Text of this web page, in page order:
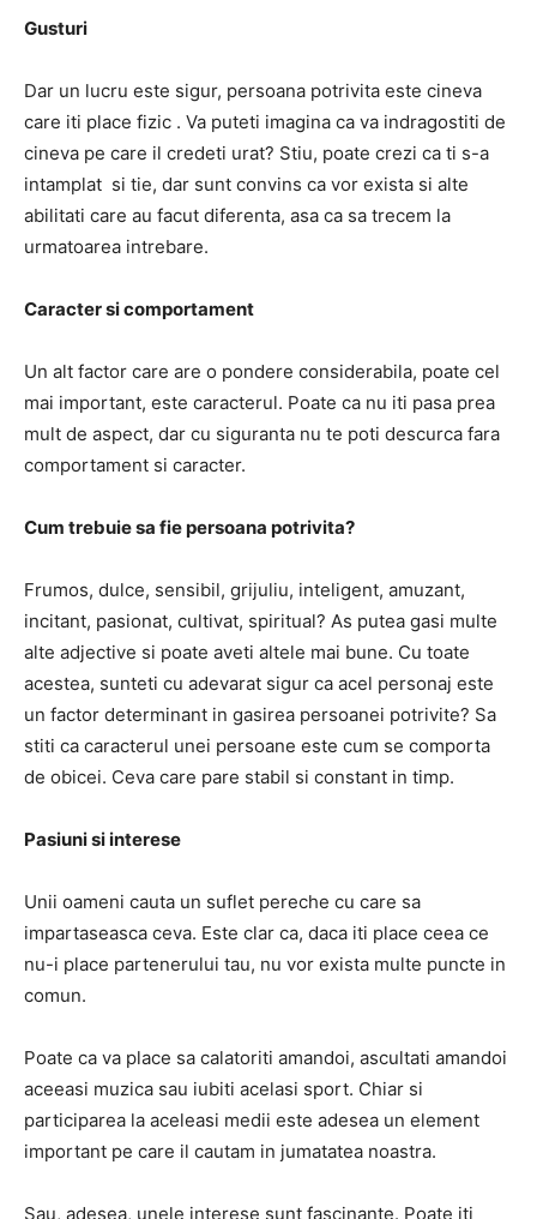
Gusturi
Dar un lucru este sigur, persoana potrivita este cineva
care iti place fizic . Va puteti imagina ca va indragostiti de
cineva pe care il credeti urat? Stiu, poate crezi ca ti s-a
intamplat si tie, dar sunt convins ca vor exista si alte
abilitati care au facut diferenta, asa ca sa trecem la
urmatoarea intrebare.
Caracter si comportament
Un alt factor care are o pondere considerabila, poate cel
mai important, este caracterul. Poate ca nu iti pasa prea
mult de aspect, dar cu siguranta nu te poti descurca fara
comportament si caracter.
Cum trebuie sa fie persoana potrivita?
Frumos, dulce, sensibil, grijuliu, inteligent, amuzant,
incitant, pasionat, cultivat, spiritual? As putea gasi multe
alte adjective si poate aveti altele mai bune. Cu toate
acestea, sunteti cu adevarat sigur ca acel personaj este
un factor determinant in gasirea persoanei potrivite? Sa
stiti ca caracterul unei persoane este cum se comporta
de obicei. Ceva care pare stabil si constant in timp.
Pasiuni si interese
Unii oameni cauta un suflet pereche cu care sa
impartaseasca ceva. Este clar ca, daca iti place ceea ce
nu-i place partenerului tau, nu vor exista multe puncte in
comun.
Poate ca va place sa calatoriti amandoi, ascultati amandoi
aceeasi muzica sau iubiti acelasi sport. Chiar si
participarea la aceleasi medii este adesea un element
important pe care il cautam in jumatatea noastra.
Sau, adesea, unele interese sunt fascinante. Poate iti